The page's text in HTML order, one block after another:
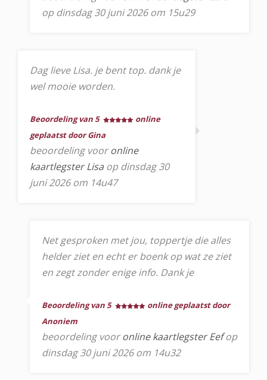
op dinsdag 30 juni 2026 om 15u29
Dag lieve Lisa. je bent top. dank je
wel mooie worden.
Beoordeling van 5
online
geplaatst door Gina
beoordeling vooronline
kaartlegster Lisa op dinsdag 30
juni 2026 om 14u47
Net gesproken met jou, toppertje die alles
helder ziet en echt er boenk op wat ze ziet
en zegt zonder enige info. Dank je
Beoordeling van 5
online geplaatst door
Anoniem
beoordeling vooronline kaartlegster Eefop
dinsdag 30 juni 2026 om 14u32